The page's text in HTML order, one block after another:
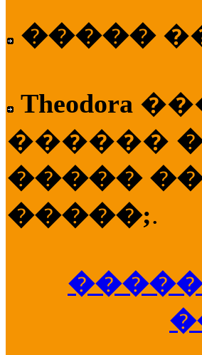
�����
Theodora
������
�����
�����;.